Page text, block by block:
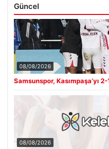
Güncel
08/08/2026
Samsunspor, Kasımpaşa’yı
08/08/2026